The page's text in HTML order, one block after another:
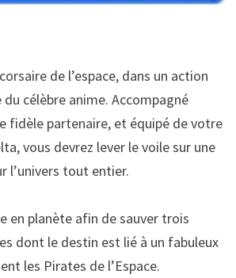
de l’espace, dans un action
célèbre anime. Accompagné
fidèle partenaire, et équipé de votre
vous devrez lever le voile sur une
l’univers tout entier.
en planète afin de sauver trois
dont le destin est lié à un fabuleux
les Pirates de l’Espace.